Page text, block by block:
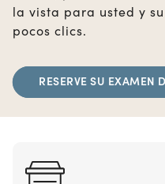
la vista para usted y
pocos clics.
RESERVE SU EXAMEN